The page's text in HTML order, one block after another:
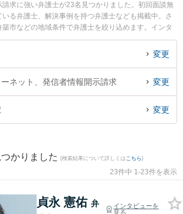
求に強い弁護士が23名見つかりました。初回面談無
る弁護士、解決事例を持つ弁護士なども掲載中。さ
市などの地域条件で弁護士を絞り込めます。インタ
傷や名誉毀損、個人特定等の細かな分野での絞り込
特に貞永法律事務所の貞永 憲佑弁護士や弁護士法人古
で土日や夜間に発生した発信者情報開示請求のトラブ
したい』『発信者情報開示請求のトラブル解決の実
検索したい』『初回相談無料で発信者情報開示請求を
変更
ネット、発信者情報開示請求 変更
変更
かりました (検索結果について詳しくは こちら)
23件中 1-23件を表示
貞永 憲佑 弁
インタビューを
見る